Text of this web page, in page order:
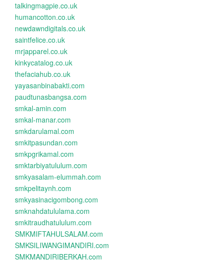
talkingmagpie.co.uk
humancotton.co.uk
newdawndigitals.co.uk
saintfelice.co.uk
mrjapparel.co.uk
kinkycatalog.co.uk
thefaciahub.co.uk
yayasanbinabakti.com
paudtunasbangsa.com
smkal-amin.com
smkal-manar.com
smkdarulamal.com
smkitpasundan.com
smkpgrikamal.com
smktarbiyatululum.com
smkyasalam-elummah.com
smkpelitaynh.com
smkyasinacigombong.com
smknahdatululama.com
smkitraudhatululum.com
SMKMIFTAHULSALAM.com
SMKSILIWANGIMANDIRI.com
SMKMANDIRIBERKAH.com